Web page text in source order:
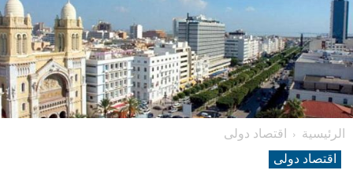
الرئيسية
اقتصاد دولی
اقتصاد دولی